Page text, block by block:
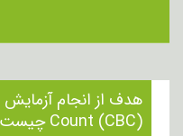
Count (CBC) چیست؟